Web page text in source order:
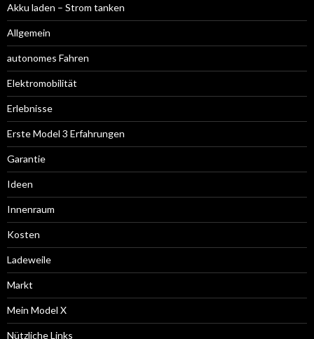
Akku laden – Strom tanken
Allgemein
autonomes Fahren
Elektromobilität
Erlebnisse
Erste Model 3 Erfahrungen
Garantie
Ideen
Innenraum
Kosten
Ladeweile
Markt
Mein Model X
Nützliche Links